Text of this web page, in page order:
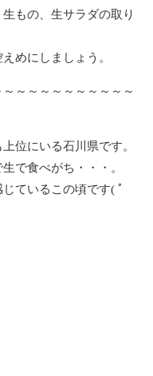
もの、生サラダの取り
めにしましょう。
～～～～～～～～～～
位にいる石川県です。
で食べがち・・・。
ているこの頃です( ﾟ